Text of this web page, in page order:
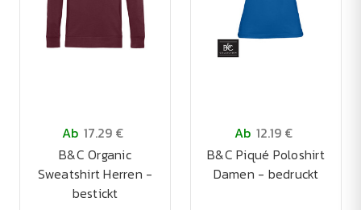
Ab 17.29 €
B&C Organic
Sweatshirt Herren -
bestickt
Ab 12.19 €
B&C Piqué Poloshirt
Damen - bedruckt